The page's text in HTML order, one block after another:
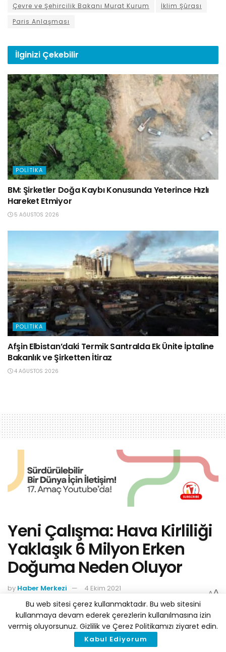
Çevre ve Şehircilik Bakanı Murat Kurum
İklim Şûrası
Paris Anlaşması
İlginizi Çekebilir
POLITIKA
BM: Şirketler Doğa Kaybı Konusunda Yeterince Hızlı
Hareket Etmiyor
5 AĞUSTOS 2026
POLITIKA
Afşin Elbistan’daki Termik Santralda Ek Ünite İptaline
Bakanlık ve Şirketten İtiraz
4 AĞUSTOS 2026
Yeni Çalışma: Hava Kirliliği
Yaklaşık 6 Milyon Erken
Doğuma Neden Oluyor
by Haber Merkezi
4 Ekim 2021
Reading Time: 3 mins read
A A
Bu web sitesi çerez kullanmaktadır. Bu web sitesini
kullanmaya devam ederek çerezlerin kullanılmasına izin
vermiş oluyorsunuz. Gizlilik ve Çerez Politikamızı ziyaret edin.
Kabul Ediyorum